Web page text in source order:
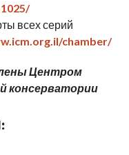
всех серий
chamber/
Центром
консерватории